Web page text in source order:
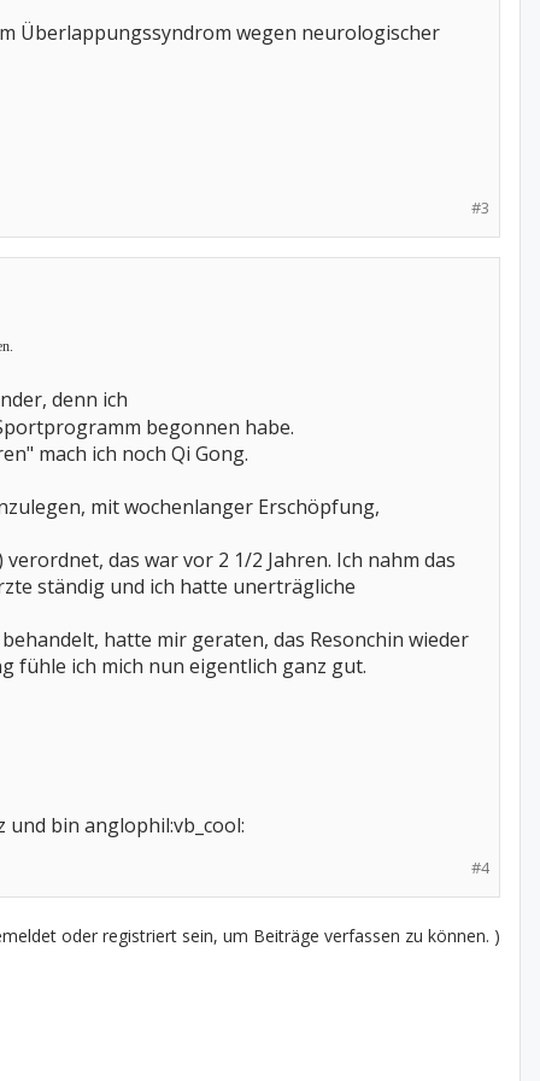
Überlappungssyndrom wegen neurologischer
#3
denn ich
begonnen habe.
mach ich noch Qi Gong.
mit wochenlanger Erschöpfung,
das war vor 2 1/2 Jahren. Ich nahm das
ständig und ich hatte unerträgliche
hatte mir geraten, das Resonchin wieder
fühle ich mich nun eigentlich ganz gut.
und bin anglophil:vb_cool:
#4
oder registriert sein, um Beiträge verfassen zu können. )